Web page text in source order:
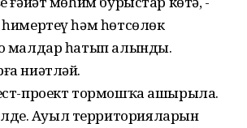
һәм һөтсөлөк
малдар һатып алынды.
ниәтләй.
проект тормошҡа ашырыла.
Ауыл территорияларын